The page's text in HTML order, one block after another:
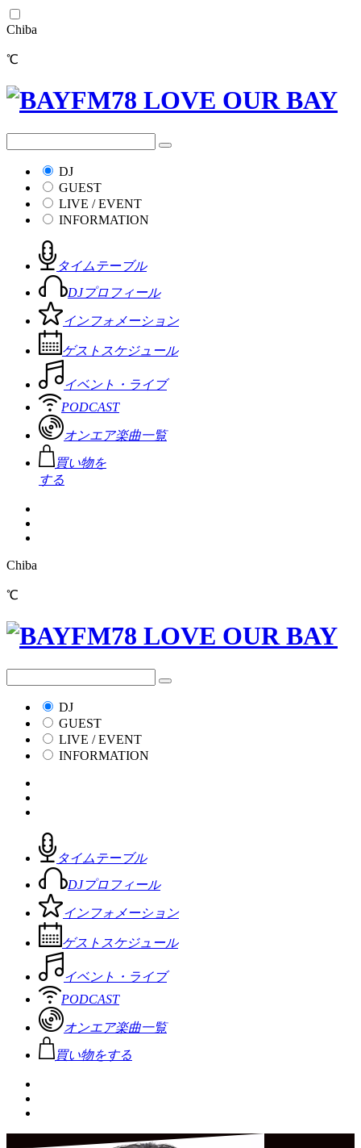
Chiba
℃
DJ
GUEST
LIVE / EVENT
INFORMATION
タイムテーブル
DJプロフィール
インフォメーション
ゲストスケジュール
イベント・ライブ
PODCAST
オンエア楽曲一覧
買い物を
する
Chiba
℃
DJ
GUEST
LIVE / EVENT
INFORMATION
タイムテーブル
DJプロフィール
インフォメーション
ゲストスケジュール
イベント・ライブ
PODCAST
オンエア楽曲一覧
買い物をする